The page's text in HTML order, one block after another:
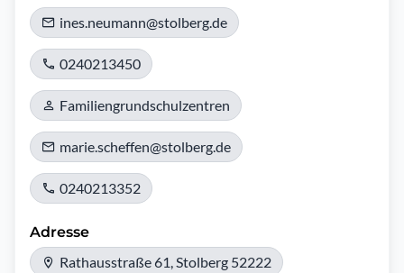
ines.neumann@stolberg.de
0240213450
Familiengrundschulzentren
marie.scheffen@stolberg.de
0240213352
Adresse
Rathausstraße 61, Stolberg 52222